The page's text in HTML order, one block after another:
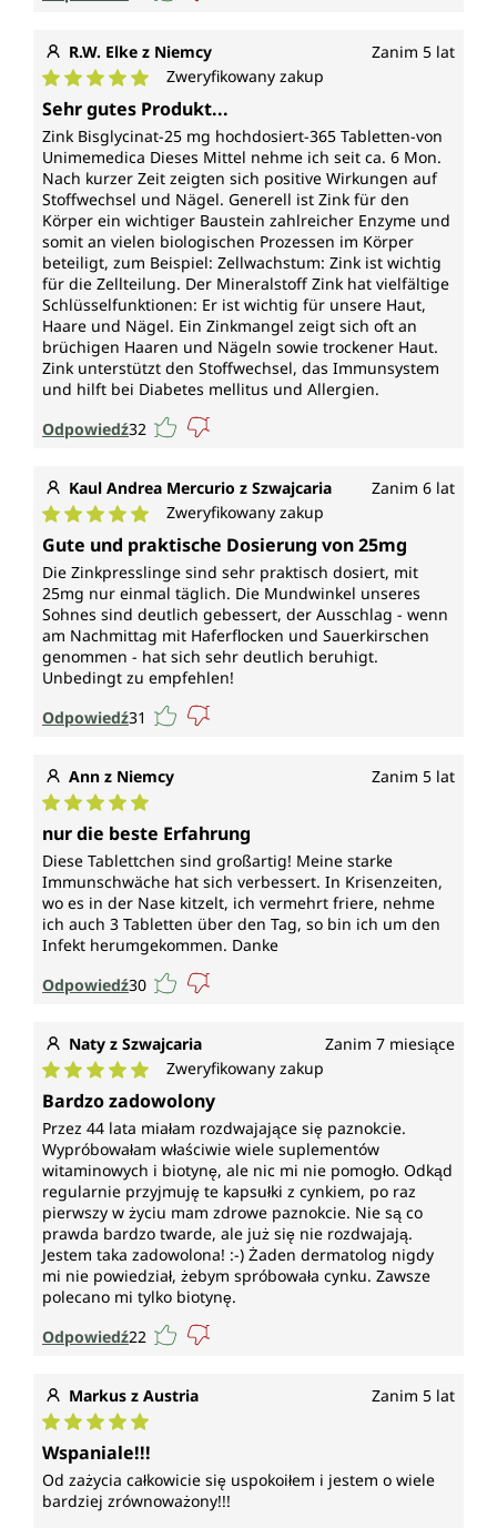
R.W. Elke z Niemcy Zanim 5 lat
Średnia ocena 5 z 5 gwiazdek
Zweryfikowany zakup
Sehr gutes Produkt...
Zink Bisglycinat-25 mg hochdosiert-365 Tabletten-von
Unimemedica Dieses Mittel nehme ich seit ca. 6 Mon.
Nach kurzer Zeit zeigten sich positive Wirkungen auf
Stoffwechsel und Nägel. Generell ist Zink für den
Körper ein wichtiger Baustein zahlreicher Enzyme und
somit an vielen biologischen Prozessen im Körper
beteiligt, zum Beispiel: Zellwachstum: Zink ist wichtig
für die Zellteilung. Der Mineralstoff Zink hat vielfältige
Schlüsselfunktionen: Er ist wichtig für unsere Haut,
Haare und Nägel. Ein Zinkmangel zeigt sich oft an
brüchigen Haaren und Nägeln sowie trockener Haut.
Zink unterstützt den Stoffwechsel, das Immunsystem
und hilft bei Diabetes mellitus und Allergien.
Odpowiedź32
Kaul Andrea Mercurio z Szwajcaria Zanim 6 lat
Średnia ocena 5 z 5 gwiazdek
Zweryfikowany zakup
Gute und praktische Dosierung von 25mg
Die Zinkpresslinge sind sehr praktisch dosiert, mit
25mg nur einmal täglich. Die Mundwinkel unseres
Sohnes sind deutlich gebessert, der Ausschlag - wenn
am Nachmittag mit Haferflocken und Sauerkirschen
genommen - hat sich sehr deutlich beruhigt.
Unbedingt zu empfehlen!
Odpowiedź31
Ann z Niemcy Zanim 5 lat
Średnia ocena 5 z 5 gwiazdek
nur die beste Erfahrung
Diese Tablettchen sind großartig! Meine starke
Immunschwäche hat sich verbessert. In Krisenzeiten,
wo es in der Nase kitzelt, ich vermehrt friere, nehme
ich auch 3 Tabletten über den Tag, so bin ich um den
Infekt herumgekommen. Danke
Odpowiedź30
Naty z Szwajcaria Zanim 7 miesiące
Średnia ocena 5 z 5 gwiazdek
Zweryfikowany zakup
Bardzo zadowolony
Przez 44 lata miałam rozdwajające się paznokcie.
Wypróbowałam właściwie wiele suplementów
witaminowych i biotynę, ale nic mi nie pomogło. Odkąd
regularnie przyjmuję te kapsułki z cynkiem, po raz
pierwszy w życiu mam zdrowe paznokcie. Nie są co
prawda bardzo twarde, ale już się nie rozdwajają.
Jestem taka zadowolona! :-) Żaden dermatolog nigdy
mi nie powiedział, żebym spróbowała cynku. Zawsze
polecano mi tylko biotynę.
Odpowiedź22
Markus z Austria Zanim 5 lat
Średnia ocena 5 z 5 gwiazdek
Wspaniale!!!
Od zażycia całkowicie się uspokoiłem i jestem o wiele
bardziej zrównoważony!!!